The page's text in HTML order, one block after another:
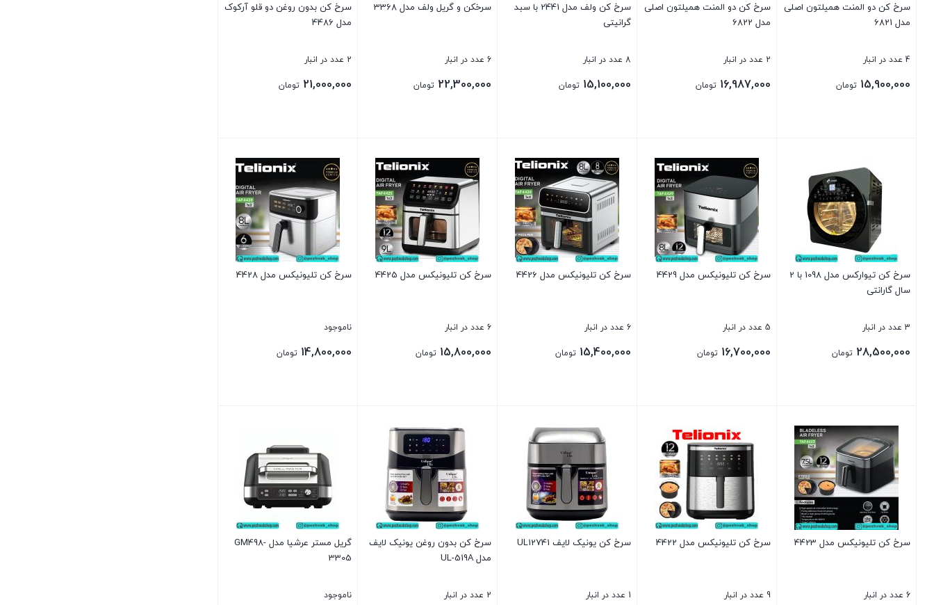
سرخ کن دو المنت همیلتون اصلی
مدل 6821
4 عدد در انبار
15,900,000 تومان
سرخ کن دو المنت همیلتون اصلی
مدل 6822
2 عدد در انبار
16,987,000 تومان
سرخ کن ولف مدل 2441 با سبد
گرانیتی
8 عدد در انبار
15,100,000 تومان
سرخکن و گریل ولف مدل 3368
6 عدد در انبار
22,300,000 تومان
سرخ کن بدون روغن دو قلو آرکوک
مدل 4486
2 عدد در انبار
21,000,000 تومان
سرخ کن تیوارکس مدل 1098 با 2
سال گارانتی
3 عدد در انبار
28,500,000 تومان
سرخ کن تلیونیکس مدل 4429
5 عدد در انبار
16,700,000 تومان
سرخ کن تلیونیکس مدل 4426
6 عدد در انبار
15,400,000 تومان
سرخ کن تلیونیکس مدل 4425
6 عدد در انبار
15,800,000 تومان
سرخ کن تلیونیکس مدل 4428
ناموجود
14,800,000 تومان
سرخ کن تلیونیکس مدل 4423
6 عدد در انبار
سرخ کن تلیونیکس مدل 4422
9 عدد در انبار
سرخ کن یونیک لایف UL12741
1 عدد در انبار
سرخ کن بدون روغن یونیک لایف
مدل UL-519A
2 عدد در انبار
گریل مستر عرشیا مدل GM498-
3305
ناموجود